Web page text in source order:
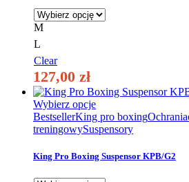
można
wybrać
M
L
Clear
127,00 zł
Wybierz opcjeTen
produkt
ma
wariantów.
można
BestsellerKing pro boxing
treningowySuspensory
King Pro Boxing Suspensor KPB/G2